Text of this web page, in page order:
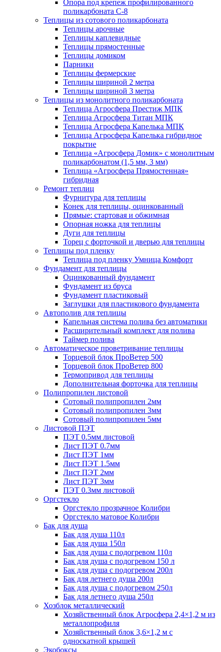
Опора под крепеж профилированного
поликарбоната С-8
Теплицы из сотового поликарбоната
Теплицы арочные
Теплицы каплевидные
Теплицы прямостенные
Теплицы домиком
Парники
Теплицы фермерские
Теплицы шириной 2 метра
Теплицы шириной 3 метра
Теплицы из монолитного поликарбоната
Теплица Агросфера Престиж МПК
Теплица Агросфера Титан МПК
Теплица Агросфера Капелька МПК
Теплица Агросфера Капелька гибридное
покрытие
Теплица «Агросфера Домик» с монолитным
поликарбонатом (1,5 мм, 3 мм)
Теплица «Агросфера Прямостенная»
гибридная
Ремонт теплиц
Фурнитура для теплицы
Конек для теплицы, оцинкованный
Прямые: стартовая и обжимная
Опорная ножка для теплицы
Дуги для теплицы
Торец с форточкой и дверью для теплицы
Теплицы под пленку
Теплица под пленку Умница Комфорт
Фундамент для теплицы
Оцинкованный фундамент
Фундамент из бруса
Фундамент пластиковый
Заглушки для пластикового фундамента
Автополив для теплицы
Капельная система полива без автоматики
Расширительный комплект для полива
Таймер полива
Автоматическое проветривание теплицы
Торцевой блок ПроВетер 500
Торцевой блок ПроВетер 800
Термопривод для теплицы
Дополнительная форточка для теплицы
Полипропилен листовой
Сотовый полипропилен 2мм
Сотовый полипропилен 3мм
Сотовый полипропилен 5мм
Листовой ПЭТ
ПЭТ 0.5мм листовой
Лист ПЭТ 0.7мм
Лист ПЭТ 1мм
Лист ПЭТ 1.5мм
Лист ПЭТ 2мм
Лист ПЭТ 3мм
ПЭТ 0.3мм листовой
Оргстекло
Оргстекло прозрачное Колибри
Оргстекло матовое Колибри
Бак для душа
Бак для душа 110л
Бак для душа 150л
Бак для душа с подогревом 110л
Бак для душа с подогревом 150 л
Бак для душа с подогревом 200л
Бак для летнего душа 200л
Бак для душа с подогревом 250л
Бак для летнего душа 250л
Хозблок металлический
Хозяйственный блок Агросфера 2,4×1,2 м из
металлопрофиля
Хозяйственный блок 3,6×1,2 м с
односкатной крышей
Экобоксы